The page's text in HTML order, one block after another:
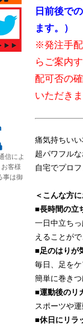
日前後で
ます。）
※発注手配
らご案内
配可否の
いただきま
痛気持ちい
超パワフル
自宅でプロ
＜こんな方
■長時間の立
一日中立ち
えることがで
■足のはりが
毎日、足を
簡単に巻き
■運動後のリ
スポーツや
■休日にリラ
信によ
客様
事は御